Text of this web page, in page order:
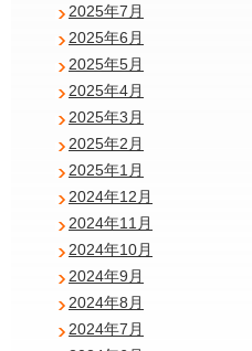
2025年7月
2025年6月
2025年5月
2025年4月
2025年3月
2025年2月
2025年1月
2024年12月
2024年11月
2024年10月
2024年9月
2024年8月
2024年7月